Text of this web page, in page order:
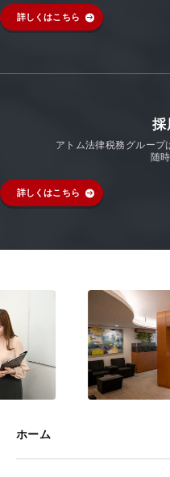
詳しくはこちら
採
アトム法律税務グループ
随
詳しくはこちら
ホーム